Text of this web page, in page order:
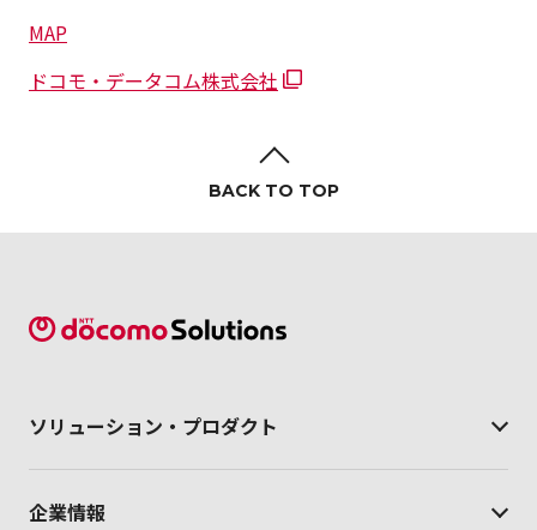
MAP
ドコモ・データコム株式会社
BACK TO TOP
ソリューション・ プロダクト
企業情報